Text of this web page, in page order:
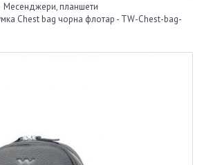
Месенджери, планшети
Chest bag чорна флотар - TW-Chest-bag-